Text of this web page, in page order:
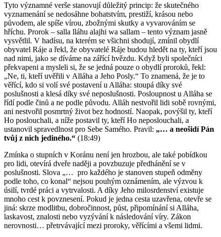
Tyto významné verše stanovují důležitý princip: že skutečného
vyznamenání se nedosáhne bohatstvím, prestiží, krásou nebo
původem, ale spíše vírou, zbožnými skutky a vyvarováním se
hříchu. Prorok – salla lláhu alajhi wa sallam – tento význam jasně
vysvětlil. V hadísu, na kterém se všichni shodují, zmínil obydlí
obyvatel Ráje a řekl, že obyvatelé Ráje budou hledět na ty, kteří jsou
nad nimi, jako se díváme na zářící hvězdu. Když byli společníci
překvapeni a mysleli si, že se jedná pouze o obydlí proroků, řekl:
„Ne, ti, kteří uvěřili v Alláha a Jeho Posly.“ To znamená, že je to
věřící, kdo si volí své postavení u Alláha: stoupá díky své
poslušnosti a klesá díky své neposlušnosti. Posloupnost u Alláha se
řídí podle činů a ne podle původu. Alláh nestvořil lidi sobě rovnými,
ani nestvořil posmrtný život bez hodností. Naopak, povýšil ty, kteří
Ho poslouchali, a níže postavil ty, kteří Ho neposlouchali, a
ustanovil spravedlnost pro Sebe Samého. Pravil: „… a neošidí Pán
tvůj z nich jediného.“ (18:49)
Zmínka o stupních v Koránu není jen hrozbou, ale také pobídkou
pro lidi, otevírá dveře naději a povzbuzuje předhánění se v
poslušnosti. Slova „… pro každého je stanoven stupeň odměny
podle toho, co konal“ nejsou pouhým oznámením, ale výzvou k
úsilí, tvrdé práci a vytrvalosti. A díky Jeho milosrdenství existuje
mnoho cest k povznesení. Pokud je jedna cesta uzavřena, otevře se
jiná: skrze modlitbu, dobročinnost, půst, připomínání si Alláha,
laskavost, znalosti nebo vyzývání k následování víry. Zákon
nerovnosti… přetrvávající mezi proroky, věřícími a všemi lidmi.